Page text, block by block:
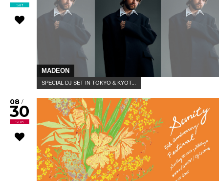
Sat
MADEON
SPECIAL DJ SET IN TOKYO & KYOT...
08 /
30
Sun